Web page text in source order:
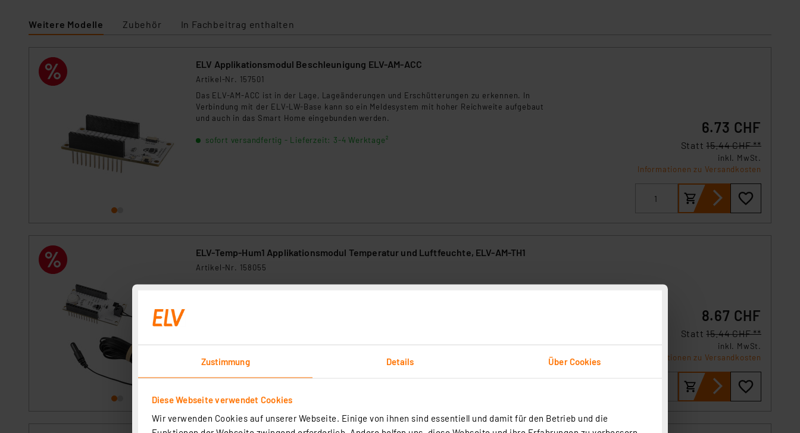
Zustimmung Details Über Cookies
Diese Webseite verwendet Cookies
Wir verwenden Cookies auf unserer Webseite. Einige von ihnen sind essentiell und damit für den Betrieb und die
Weitere Modelle Zubehör In Fachbeitrag enthalten
ELV Applikationsmodul Beschleunigung ELV-AM-ACC
Artikel-Nr. 157501
Das ELV-AM-ACC ist in der Lage, Lageänderungen und Erschütterungen zu erkennen. In
Verbindung mit der ELV-LW-Base kann so ein Meldesystem mit hoher Reichweite aufgebaut
und auch in das Smart Home eingebunden werden.
sofort versandfertig - Lieferzeit: 3-4 Werktage²
6.73 CHF
Statt15.44 CHF **
inkl. MwSt.
Informationen zu Versandkosten
ELV-Temp-Hum1 Applikationsmodul Temperatur und Luftfeuchte, ELV-AM-TH1
Artikel-Nr. 158055
8.67 CHF
Statt15.44 CHF **
inkl. MwSt.
Informationen zu Versandkosten